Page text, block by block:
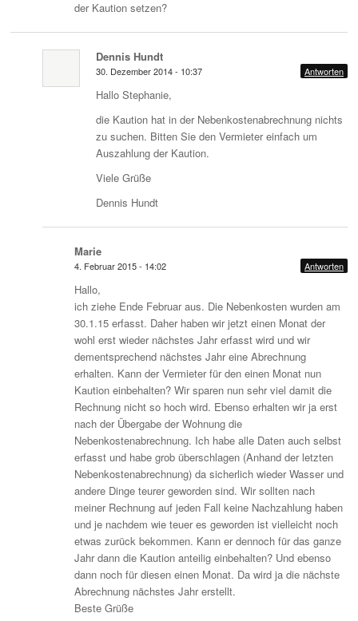
der Kaution setzen?
Dennis Hundt
30. Dezember 2014 - 10:37 Antworten
Hallo Stephanie,
die Kaution hat in der Nebenkostenabrechnung nichts
zu suchen. Bitten Sie den Vermieter einfach um
Auszahlung der Kaution.
Viele Grüße
Dennis Hundt
Marie
4. Februar 2015 - 14:02 Antworten
Hallo,
ich ziehe Ende Februar aus. Die Nebenkosten wurden am
30.1.15 erfasst. Daher haben wir jetzt einen Monat der
wohl erst wieder nächstes Jahr erfasst wird und wir
dementsprechend nächstes Jahr eine Abrechnung
erhalten. Kann der Vermieter für den einen Monat nun
Kaution einbehalten? Wir sparen nun sehr viel damit die
Rechnung nicht so hoch wird. Ebenso erhalten wir ja erst
nach der Übergabe der Wohnung die
Nebenkostenabrechnung. Ich habe alle Daten auch selbst
erfasst und habe grob überschlagen (Anhand der letzten
Nebenkostenabrechnung) da sicherlich wieder Wasser und
andere Dinge teurer geworden sind. Wir sollten nach
meiner Rechnung auf jeden Fall keine Nachzahlung haben
und je nachdem wie teuer es geworden ist vielleicht noch
etwas zurück bekommen. Kann er dennoch für das ganze
Jahr dann die Kaution anteilig einbehalten? Und ebenso
dann noch für diesen einen Monat. Da wird ja die nächste
Abrechnung nächstes Jahr erstellt.
Beste Grüße